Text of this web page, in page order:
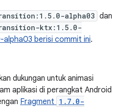
alpha03 dan
ktx:1.5.0-
alpha03 berisi commit ini.
dukungan untuk animasi
aplikasi di perangkat Android
Fragment 1.7.0-